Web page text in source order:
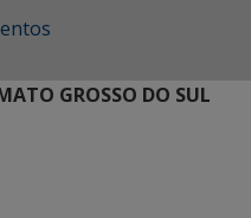
GROSSO DO SUL